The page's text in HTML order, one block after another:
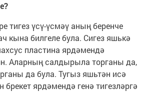
тигез үсү-үсмәү аның беренче
кына билгеле була. Сигез яшькә
пластина ярдәмендә
Аларның салдырыла торганы да,
да була. Тугыз яшьтән исә
ярдәмендә генә тигезләргә